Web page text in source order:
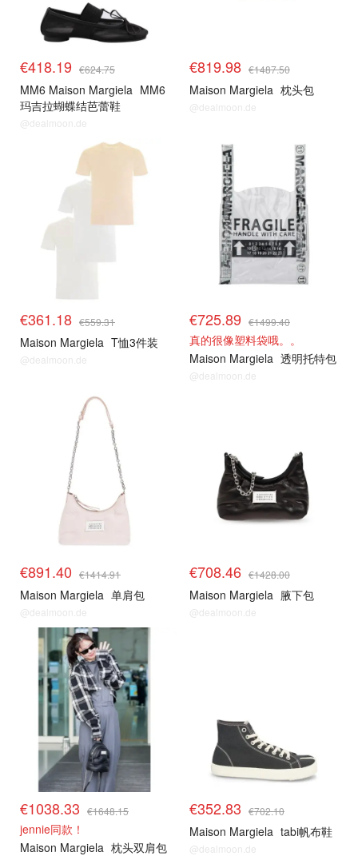
€418.19 €624.75
MM6 Maison Margiela MM6
玛吉拉蝴蝶结芭蕾鞋
@dealmoon.de
€819.98 €1487.50
Maison Margiela 枕头包
@dealmoon.de
€361.18 €559.31
Maison Margiela T恤3件装
@dealmoon.de
€725.89 €1499.40
真的很像塑料袋哦。。
Maison Margiela 透明托特包
@dealmoon.de
€891.40 €1414.91
Maison Margiela 单肩包
@dealmoon.de
€708.46 €1428.00
Maison Margiela 腋下包
@dealmoon.de
€1038.33 €1648.15
jennie同款！
Maison Margiela 枕头双肩包
€352.83 €702.10
Maison Margiela tabi帆布鞋
@dealmoon.de